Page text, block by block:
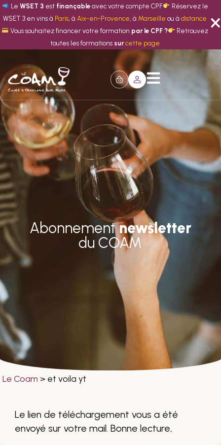
Le WSET 3 est finançableavec votre compte CPF
Réservez le
WSET 3 en vins à Paris, à Aix-en-Provence, à Marseille ou àdistance
Vous souhaitez financer votre formation par le CPF ?
Retrouvez
toutes les formations surcette page
Abonnementnewsletter
du COAM
Le Coam > et voila yt
Le lien de téléchargement vous a été
envoyé sur votre mail. Bonne lecture,